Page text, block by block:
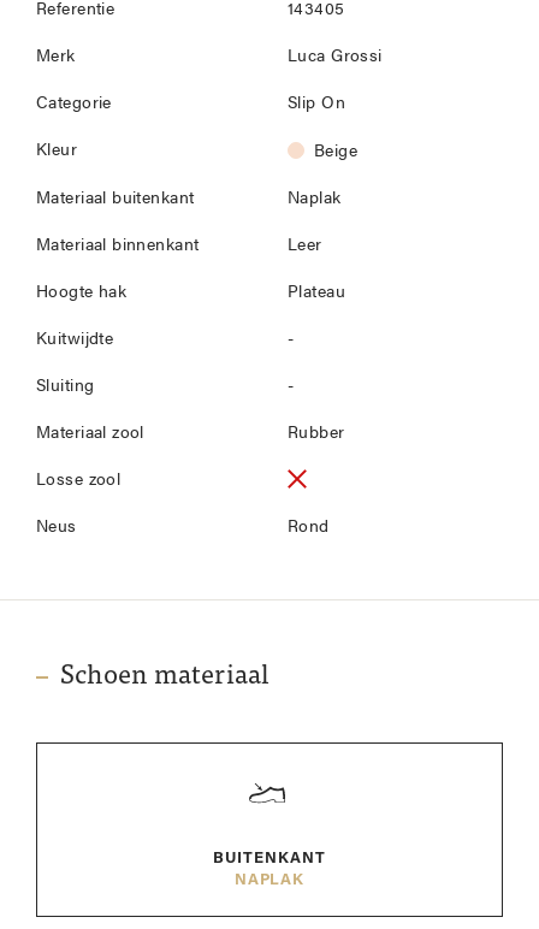
Referentie 143405
Merk Luca Grossi
Categorie Slip On
Kleur Beige
Materiaal buitenkant Naplak
Materiaal binnenkant Leer
Hoogte hak Plateau
Kuitwijdte -
Sluiting -
Materiaal zool Rubber
Losse zool
Neus Rond
Schoen materiaal
BUITENKANT
NAPLAK